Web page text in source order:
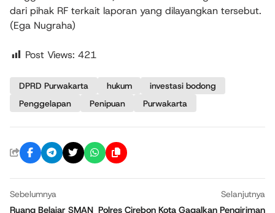
dari pihak RF terkait laporan yang dilayangkan tersebut.
(Ega Nugraha)
Post Views: 421
DPRD Purwakarta hukum
investasi bodong
Penggelapan
Penipuan Purwakarta
Sebelumnya
Ruang Belajar SMAN
Selanjutnya
Polres Cirebon Kota Gagalkan Pengiriman